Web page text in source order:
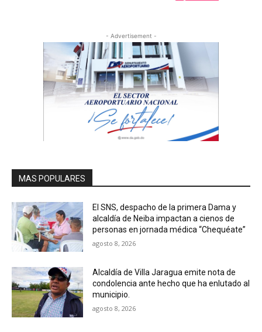
- Advertisement -
MAS POPULARES
El SNS, despacho de la primera Dama y
alcaldía de Neiba impactan a cienos de
personas en jornada médica “Chequéate”
agosto 8, 2026
Alcaldía de Villa Jaragua emite nota de
condolencia ante hecho que ha enlutado al
municipio.
agosto 8, 2026